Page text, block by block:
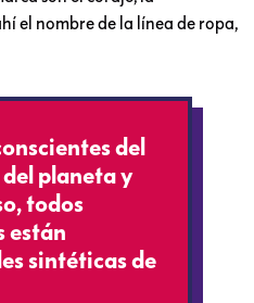
el nombre de la línea de ropa,
del
planeta y
todos
están
sintéticas de